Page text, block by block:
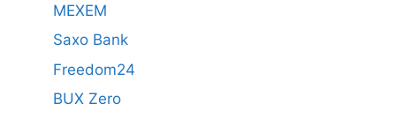
MEXEM
Saxo Bank
Freedom24
BUX Zero